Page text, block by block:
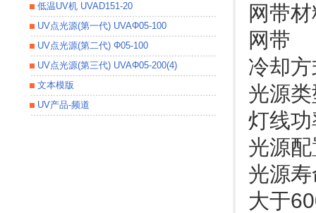
低温UV机 UVAD151-20
UV点光源(第一代) UVAΦ05-100
UV点光源(第二代) Φ05-100
UV点光源(第三代) UVAΦ05-200(4)
文本模版
UV产品-频道
网带
网带
冷却
光源
灯线
光源
光源
大于